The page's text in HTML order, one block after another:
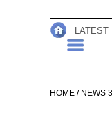
NOTIFIED NEWS
LATEST
HOME / NEWS